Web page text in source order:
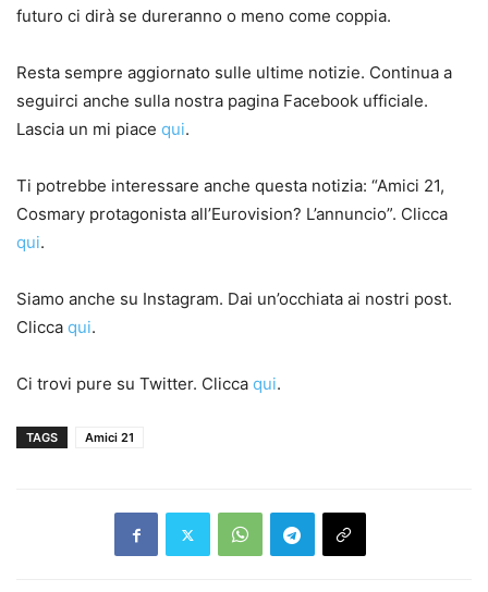
futuro ci dirà se dureranno o meno come coppia.
Resta sempre aggiornato sulle ultime notizie. Continua a
seguirci anche sulla nostra pagina Facebook ufficiale.
Lascia un mi piace qui.
Ti potrebbe interessare anche questa notizia: “Amici 21,
Cosmary protagonista all’Eurovision? L’annuncio”. Clicca
qui.
Siamo anche su Instagram. Dai un’occhiata ai nostri post.
Clicca qui.
Ci trovi pure su Twitter. Clicca qui.
TAGS Amici 21